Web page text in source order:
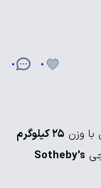
0 0
وزن 25 کیلوگرم
Sotheby's